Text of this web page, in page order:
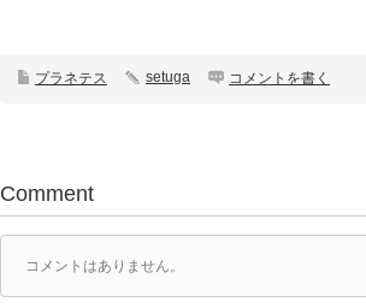
プラネテス setuga コメントを書く
Comment
コメントはありません。